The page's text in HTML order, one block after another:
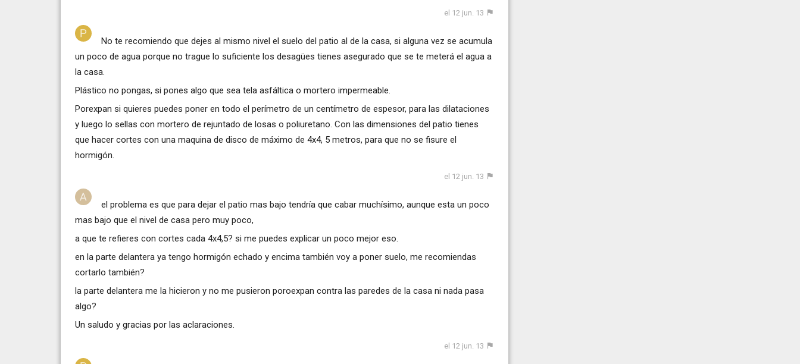
el 12 jun. 13
No te recomiendo que dejes al mismo nivel el suelo del patio al de la casa, si alguna vez se acumula
un poco de agua porque no trague lo suficiente los desagües tienes asegurado que se te meterá el agua a
la casa.
Plástico no pongas, si pones algo que sea tela asfáltica o mortero impermeable.
Porexpan si quieres puedes poner en todo el perímetro de un centímetro de espesor, para las dilataciones
y luego lo sellas con mortero de rejuntado de losas o poliuretano. Con las dimensiones del patio tienes
que hacer cortes con una maquina de disco de máximo de 4x4, 5 metros, para que no se fisure el
hormigón.
el 12 jun. 13
el problema es que para dejar el patio mas bajo tendría que cabar muchísimo, aunque esta un poco
mas bajo que el nivel de casa pero muy poco,
a que te refieres con cortes cada 4x4,5? si me puedes explicar un poco mejor eso.
en la parte delantera ya tengo hormigón echado y encima también voy a poner suelo, me recomiendas
cortarlo también?
la parte delantera me la hicieron y no me pusieron poroexpan contra las paredes de la casa ni nada pasa
algo?
Un saludo y gracias por las aclaraciones.
el 12 jun. 13